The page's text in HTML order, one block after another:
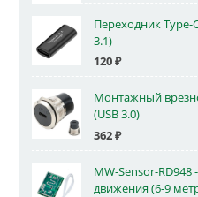
Переходник Type-
3.1)
120₽
Монтажный
(USB 3.0)
362₽
MW-Sensor-
движения (6-9